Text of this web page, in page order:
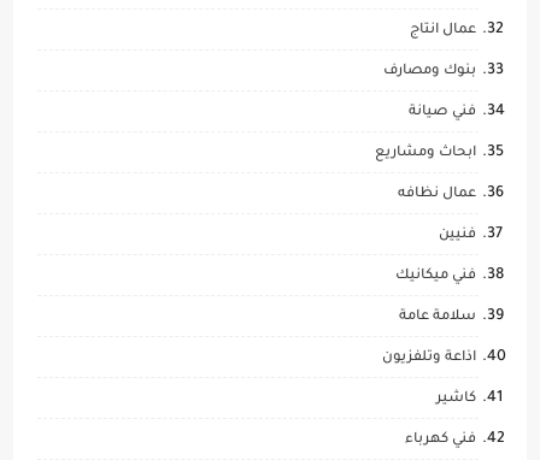
عمال انتاج
بنوك ومصارف
فني صيانة
ابحاث ومشاريع
عمال نظافه
فنيين
فني ميكانيك
سلامة عامة
اذاعة وتلفزيون
كاشير
فني كهرباء